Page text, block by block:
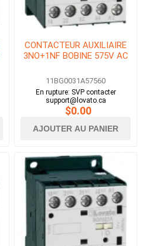
CONTACTEUR AUXILIAIRE
3NO+1NF BOBINE 575V AC
11BG0031A57560
En rupture: SVP contacter
support@lovato.ca
$0.00
AJOUTER AU PANIER